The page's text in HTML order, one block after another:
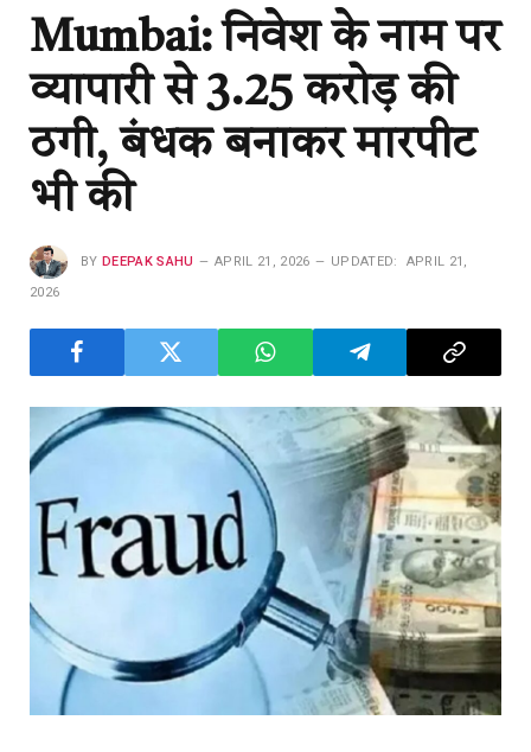
Mumbai: निवेश के नाम पर
व्यापारी से 3.25 करोड़ की
ठगी, बंधक बनाकर मारपीट
भी की
BY DEEPAK SAHU APRIL 21, 2026 UPDATED:
APRIL 21,
2026